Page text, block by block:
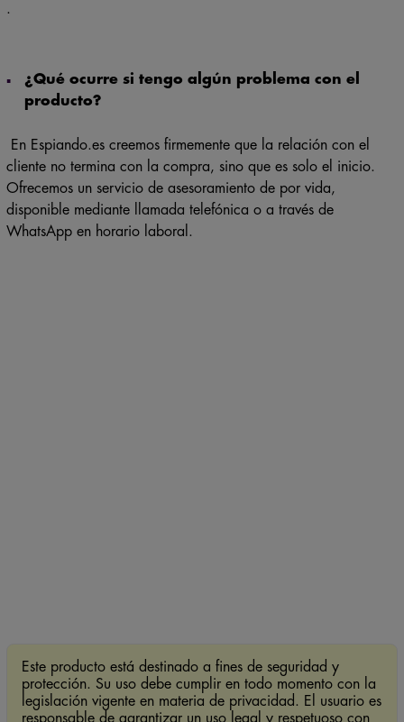
.
¿Qué ocurre si tengo algún problema con el
producto?
En Espiando.es creemos firmemente que la relación con el
cliente no termina con la compra, sino que es solo el inicio.
Ofrecemos un servicio de asesoramiento de por vida,
disponible mediante llamada telefónica o a través de
WhatsApp en horario laboral.
Este producto está destinado a fines de seguridad y
protección. Su uso debe cumplir en todo momento con la
legislación vigente en materia de privacidad. El usuario es
responsable de garantizar un uso legal y respetuoso con